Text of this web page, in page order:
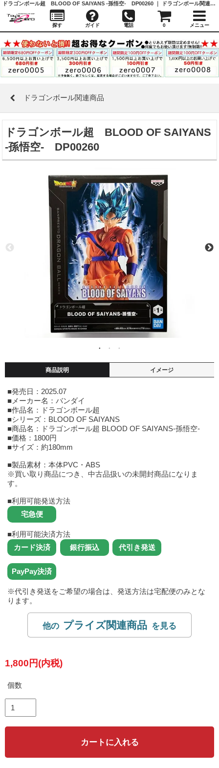
ドラゴンボール関連商品
ドラゴンボール超 BLOOD OF SAIYANS
-孫悟空- DP00260
商品説明 イメージ
■発売日：2025.07
■メーカー名：バンダイ
■作品名：ドラゴンボール超
■シリーズ：BLOOD OF SAIYANS
■商品名：ドラゴンボール超 BLOOD OF SAIYANS-孫悟空-
■価格：1800円
■サイズ：約180mm
■製品素材：本体PVC・ABS
※買い取り商品につき、中古品扱いの未開封商品になりま
す。
■利用可能発送方法
■利用可能決済方法
※代引き発送をご希望の場合は、発送方法は宅配便のみとな
ります。
プライズ関連商品
1,800円(内税)
個数
カートに入れる
ドラゴンボール超 BLOOD OF SAIYANS -孫悟空- DP00260 ｜ ドラゴンボール関連商品 ｜ガシャポン,フィギュア,トミカ,食玩,販売,通販,大阪,日本橋, 『Toy's Zero』 トイズゼロ
探す ガイド 電話 0 メニュー